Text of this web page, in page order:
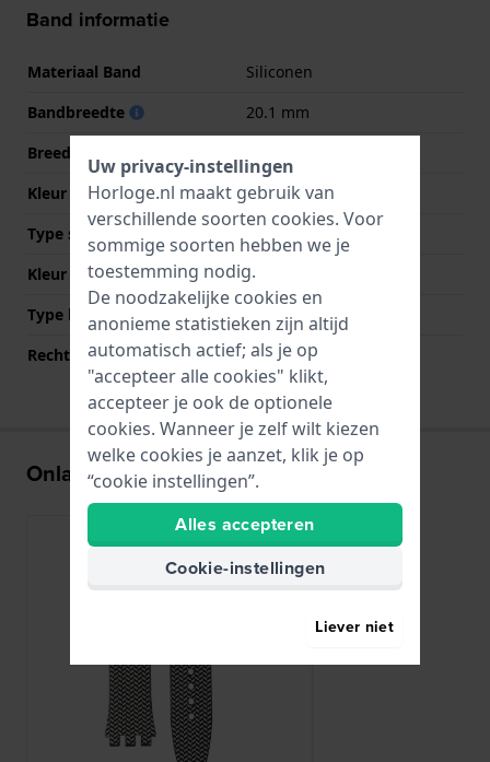
Band informatie
Materiaal Band
Siliconen
Bandbreedte
20.1 mm
Breedte bandaanzet
Kleur Band
Meerkleurig
Type sluiting
Kleur sluiting
Zwart
Type bevestiging
Stalen pennen
Rechte bandaanzet
Nee
Onlangs bekeken
Uw privacy-instellingen
Horloge.nl maakt gebruik van
verschillende soorten cookies. Voor
sommige soorten hebben we je
toestemming nodig.
De noodzakelijke cookies en
anonieme statistieken zijn altijd
automatisch actief; als je op
"accepteer alle cookies" klikt,
accepteer je ook de optionele
cookies. Wanneer je zelf wilt kiezen
welke cookies je aanzet, klik je op
“cookie instellingen”.
Alles accepteren
Cookie-instellingen
Liever niet